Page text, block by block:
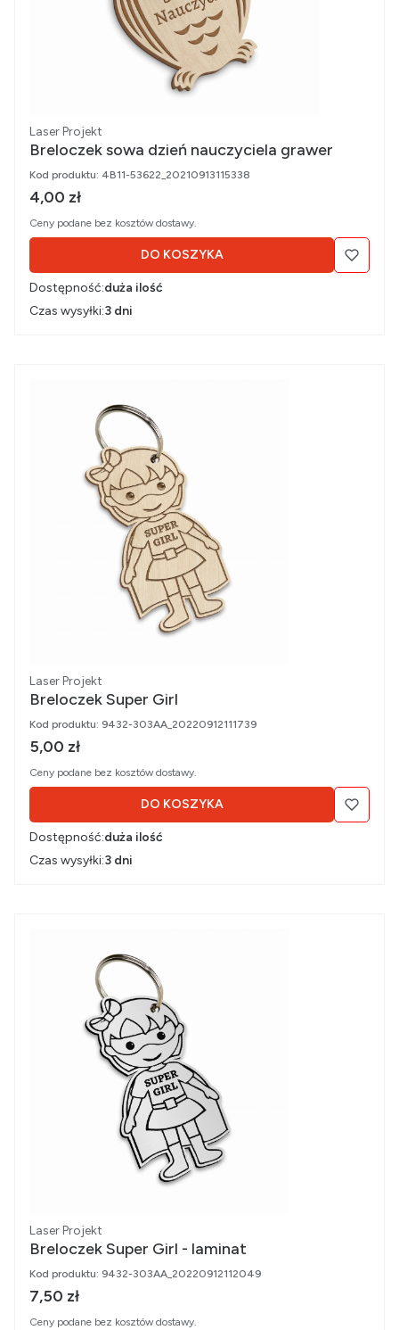
Producent
Laser Projekt
Breloczek sowa dzień nauczyciela grawer
Kod produktu: 4B11-53622_20210913115338
Cena brutto
4,00 zł
Ceny podane bez kosztów dostawy.
DO KOSZYKA
Dostępność:duża ilość
Czas wysyłki:3 dni
Producent
Laser Projekt
Breloczek Super Girl
Kod produktu: 9432-303AA_20220912111739
Cena brutto
5,00 zł
Ceny podane bez kosztów dostawy.
DO KOSZYKA
Dostępność:duża ilość
Czas wysyłki:3 dni
Producent
Laser Projekt
Breloczek Super Girl - laminat
Kod produktu: 9432-303AA_20220912112049
Cena brutto
7,50 zł
Ceny podane bez kosztów dostawy.